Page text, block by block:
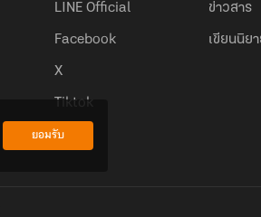
LINE Official
Facebook
X
Tiktok
ข่าวสาร
เขียนนิย
ยอมรับ